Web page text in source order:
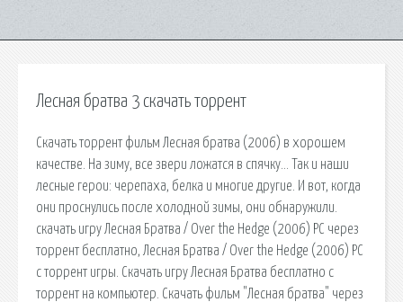
Лесная братва 3 скачать торрент
Скачать торрент фильм Лесная братва (2006) в хорошем
качестве. На зиму, все звери ложатся в спячку… Так и наши
лесные герои: черепаха, белка и многие другие. И вот, когда
они проснулись после холодной зимы, они обнаружили.
скачать игру Лесная Братва / Over the Hedge (2006) PC через
торрент бесплатно, Лесная Братва / Over the Hedge (2006) PC
с торрент игры. Скачать игру Лесная Братва бесплатно c
торрент на компьютер. Скачать фильм "Лесная братва" через